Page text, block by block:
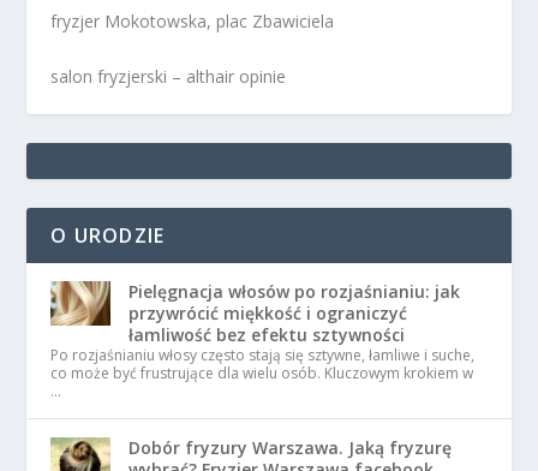
fryzjer Mokotowska, plac Zbawiciela
salon fryzjerski – althair opinie
O URODZIE
Pielęgnacja włosów po rozjaśnianiu: jak
przywrócić miękkość i ograniczyć
łamliwość bez efektu sztywności
Po rozjaśnianiu włosy często stają się sztywne, łamliwe i suche,
co może być frustrujące dla wielu osób. Kluczowym krokiem w
…
Dobór fryzury Warszawa. Jaką fryzurę